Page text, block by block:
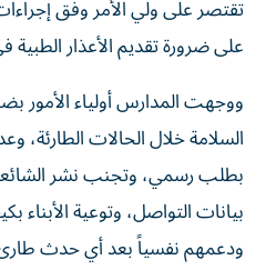
تقتصر على ولي الأمر وفق
على ضرورة تقديم الأعذار
ووجهت المدارس أولياء الأمور
السلامة خلال الحالات الطارئة،
بطلب رسمي، وتجنب نشر
بيانات التواصل، وتوعية الأبناء
ودعمهم نفسياً بعد أي حدث